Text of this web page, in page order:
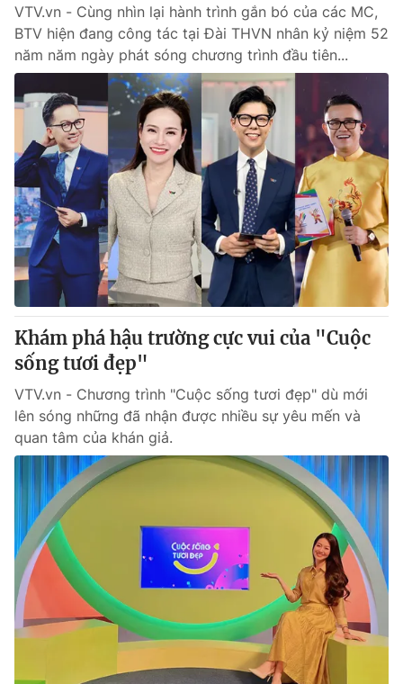
VTV.vn - Cùng nhìn lại hành trình gắn bó của các MC,
BTV hiện đang công tác tại Đài THVN nhân kỷ niệm 52
năm năm ngày phát sóng chương trình đầu tiên...
Khám phá hậu trường cực vui của "Cuộc
sống tươi đẹp"
VTV.vn - Chương trình "Cuộc sống tươi đẹp" dù mới
lên sóng những đã nhận được nhiều sự yêu mến và
quan tâm của khán giả.